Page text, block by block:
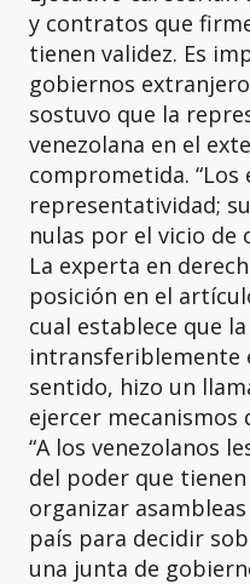
y contratos que
tienen validez. Es
gobiernos
sostuvo que la
venezolana en el
comprometida.
representatividad;
nulas por el vicio de
La experta en
posición en el
cual establece que
intransferiblemente
sentido, hizo un
ejercer
“A los venezolanos
del poder que
organizar
país para decidir
una junta de